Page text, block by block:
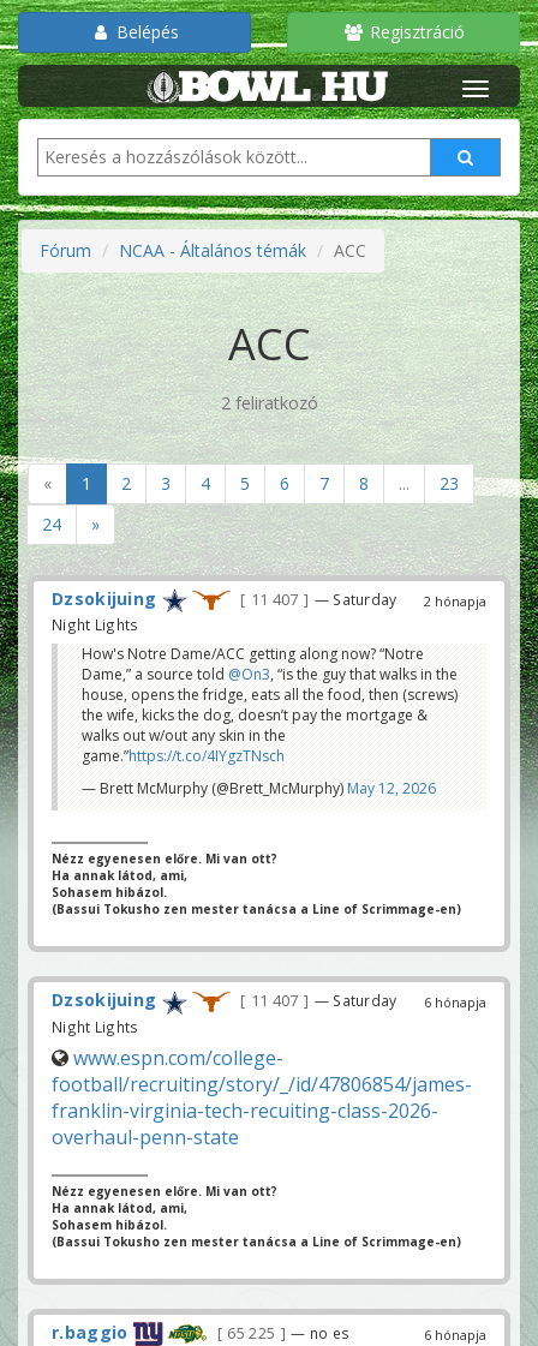
Belépés Regisztráció
Fórum NCAA - Általános témák ACC
ACC
2 feliratkozó
« 1 2 3 4 5 6 7 8 ...
23
24
»
2 hónapja
Dzsokijuing 11 407
— Saturday
Night Lights
How's Notre Dame/ACC getting along now? “Notre
Dame,” a source told @On3, “is the guy that walks in the
house, opens the fridge, eats all the food, then (screws)
the wife, kicks the dog, doesn’t pay the mortgage &
walks out w/out any skin in the
game.”https://t.co/4IYgzTNsch
— Brett McMurphy (@Brett_McMurphy)May 12, 2026
Nézz egyenesen előre. Mi van ott?
Ha annak látod, ami,
Sohasem hibázol.
(Bassui Tokusho zen mester tanácsa a Line of Scrimmage-en)
6 hónapja
Dzsokijuing 11 407
— Saturday
Night Lights
www.espn.com/college-
football/recruiting/story/_/id/47806854/james-
franklin-virginia-tech-recuiting-class-2026-
overhaul-penn-state
Nézz egyenesen előre. Mi van ott?
Ha annak látod, ami,
Sohasem hibázol.
(Bassui Tokusho zen mester tanácsa a Line of Scrimmage-en)
6 hónapja
r.baggio 65 225
— no es